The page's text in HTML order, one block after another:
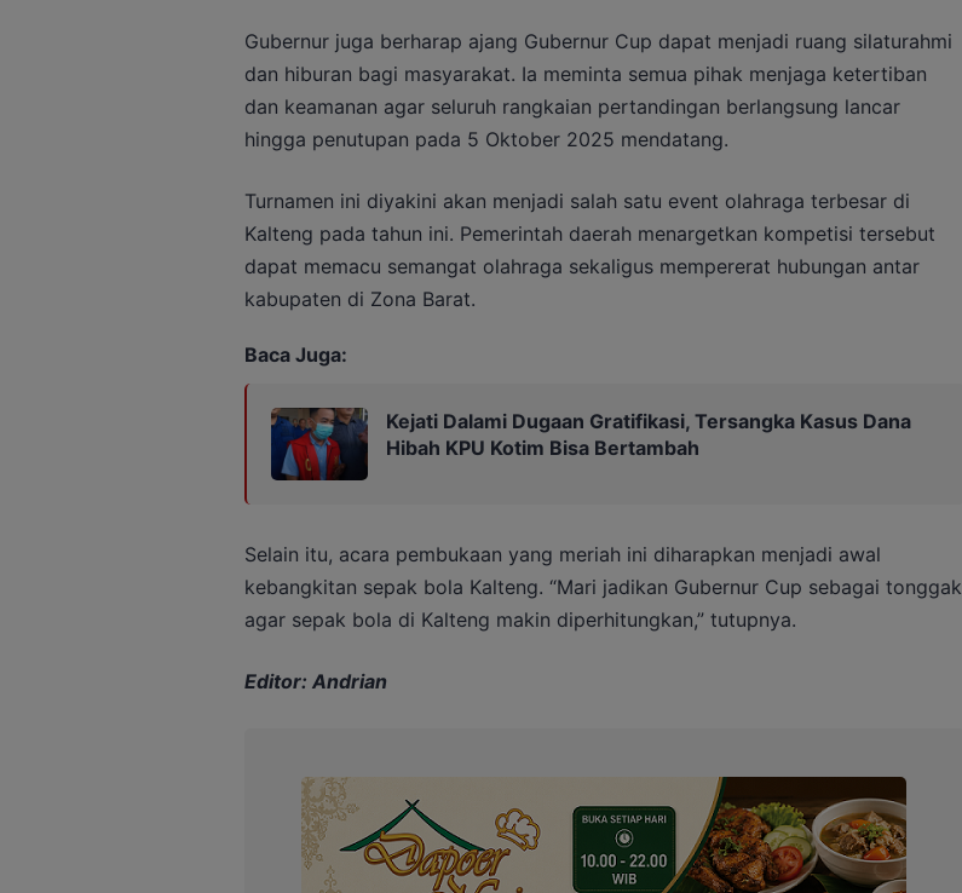
Gubernur juga berharap ajang Gubernur Cup dapat menjadi ruang silaturahmi
dan hiburan bagi masyarakat. Ia meminta semua pihak menjaga ketertiban
dan keamanan agar seluruh rangkaian pertandingan berlangsung lancar
hingga penutupan pada 5 Oktober 2025 mendatang.
Turnamen ini diyakini akan menjadi salah satu event olahraga terbesar di
Kalteng pada tahun ini. Pemerintah daerah menargetkan kompetisi tersebut
dapat memacu semangat olahraga sekaligus mempererat hubungan antar
kabupaten di Zona Barat.
Baca Juga:
Kejati Dalami Dugaan Gratifikasi, Tersangka Kasus Dana
Hibah KPU Kotim Bisa Bertambah
Selain itu, acara pembukaan yang meriah ini diharapkan menjadi awal
kebangkitan sepak bola Kalteng. “Mari jadikan Gubernur Cup sebagai tonggak
agar sepak bola di Kalteng makin diperhitungkan,” tutupnya.
Editor: Andrian